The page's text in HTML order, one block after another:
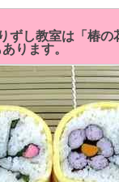
ずし教室は「椿の
ります。